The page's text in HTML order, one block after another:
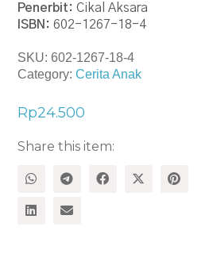
Penerbit: Cikal Aksara
ISBN: 602-1267-18-4
SKU: 602-1267-18-4
Category: Cerita Anak
Rp24.500
Share this item: